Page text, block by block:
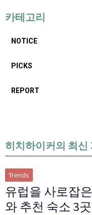
카테고리
NOTICE
PICKS
REPORT
히치하이커의 최신
Trends
유럽을 사로잡
와 추천 숙소 3곳